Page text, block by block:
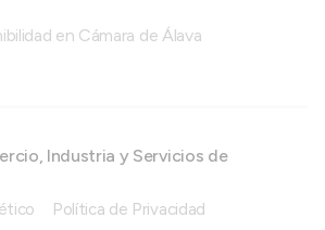
en Cámara de Álava
Industria y Servicios de
Política de Privacidad